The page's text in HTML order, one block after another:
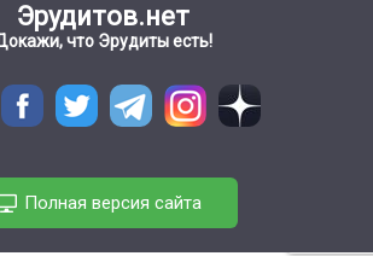
Эрудитов.нет
что Эрудиты есть!
Полная версия сайта